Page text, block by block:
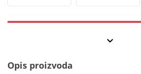
Opis proizvoda